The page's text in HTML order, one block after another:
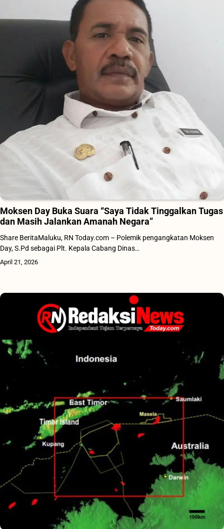
Moksen Day Buka Suara “Saya Tidak Tinggalkan Tugas
dan Masih Jalankan Amanah Negara”
Share BeritaMaluku, RN Today.com – Polemik pengangkatan Moksen
Day, S.Pd sebagai Plt. Kepala Cabang Dinas…
April 21, 2026